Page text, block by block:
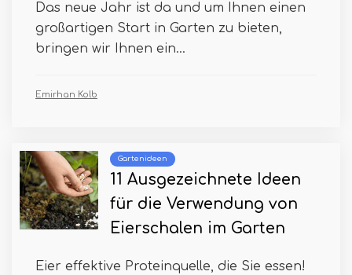
Das neue Jahr ist da und um Ihnen einen
großartigen Start in Garten zu bieten,
bringen wir Ihnen ein...
Emirhan Kolb
Gartenideen
11 Ausgezeichnete Ideen
für die Verwendung von
Eierschalen im Garten
Eier effektive Proteinquelle, die Sie essen!